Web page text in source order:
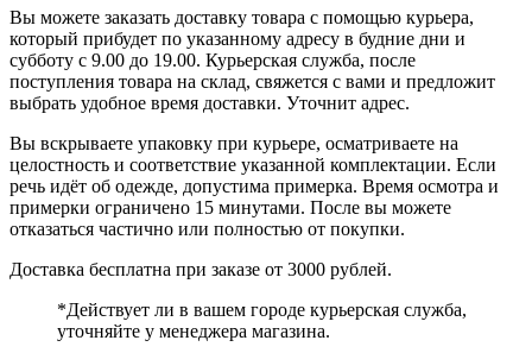
Вы можете заказать доставку товара с помощью курьера,
который прибудет по указанному адресу в будние дни и
субботу с 9.00 до 19.00. Курьерская служба, после
поступления товара на склад, свяжется с вами и предложит
выбрать удобное время доставки. Уточнит адрес.
Вы вскрываете упаковку при курьере, осматриваете на
целостность и соответствие указанной комплектации. Если
речь идёт об одежде, допустима примерка. Время осмотра и
примерки ограничено 15 минутами. После вы можете
отказаться частично или полностью от покупки.
Доставка бесплатна при заказе от 3000 рублей.
*Действует ли в вашем городе курьерская служба,
уточняйте у менеджера магазина.